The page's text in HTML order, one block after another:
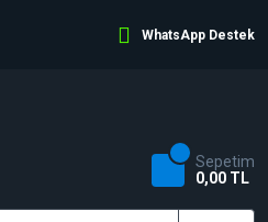
WhatsApp Destek
Sepetim
0,00 TL